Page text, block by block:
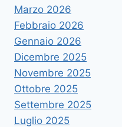
Marzo 2026
Febbraio 2026
Gennaio 2026
Dicembre 2025
Novembre 2025
Ottobre 2025
Settembre 2025
Luglio 2025